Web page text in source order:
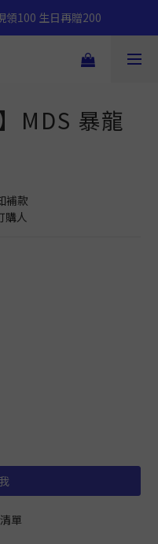
領100 生日再贈200
MDS 暴龍
補款
購人
單